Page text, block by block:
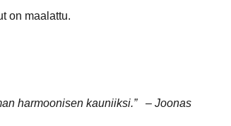
on maalattu.
harmoonisen kauniiksi.” – Joonas